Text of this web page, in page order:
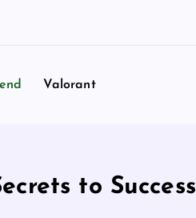
Valorant
to Success